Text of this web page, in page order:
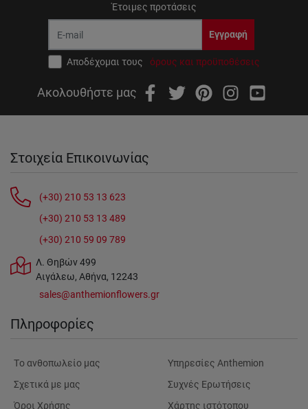
Έτοιμες προτάσεις
Εγγραφή
Αποδέχομαι τους όρους και προϋποθέσεις
Ακολουθήστε μας
Στοιχεία Επικοινωνίας
(+30) 210 53 13 623
(+30) 210 53 13 489
(+30) 210 59 09 789
Λ. Θηβών 499
Αιγάλεω, Αθήνα, 12243
sales@anthemionflowers.gr
Πληροφορίες
Tο ανθοπωλείο μας
Σχετικά με μας
Όροι Χρήσης
Υπηρεσίες Anthemion
Συχνές Ερωτήσεις
Χάρτης ιστότοπου